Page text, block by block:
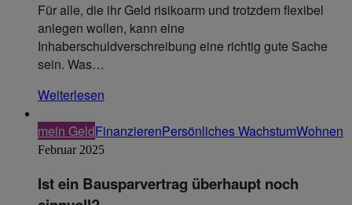
Für alle, die ihr Geld risikoarm und trotzdem flexibel
anlegen wollen, kann eine
Inhaberschuldverschreibung eine richtig gute Sache
sein. Was…
Weiterlesen
mein GeldFinanzierenPersönliches WachstumWohnen
Februar 2025
Ist ein Bausparvertrag überhaupt noch